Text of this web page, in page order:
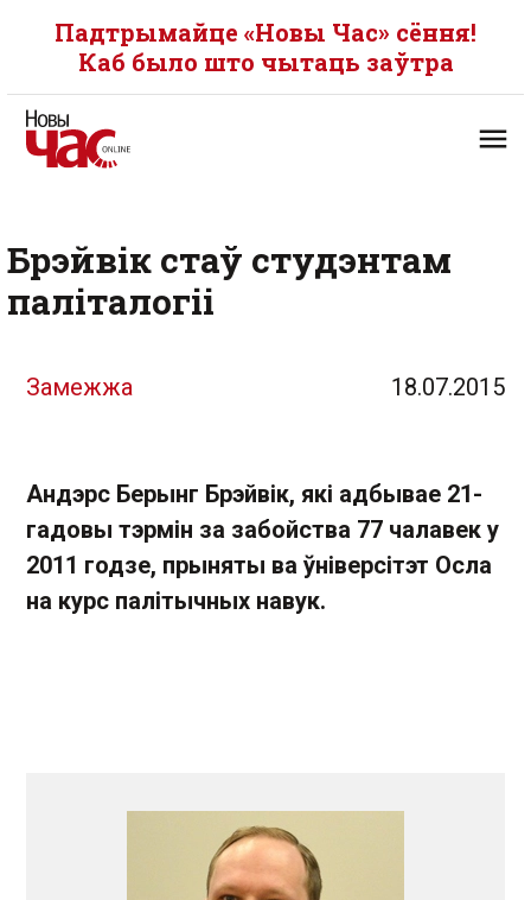
Падтрымайце «Новы Час» сёння!
Каб было што чытаць заўтра
Брэйвік стаў студэнтам
паліталогіі
Замежжа 18.07.2015
Андэрс Берынг Брэйвік, які адбывае 21-
гадовы тэрмін за забойства 77 чалавек у
2011 годзе, прыняты ва ўніверсітэт Осла
на курс палітычных навук.